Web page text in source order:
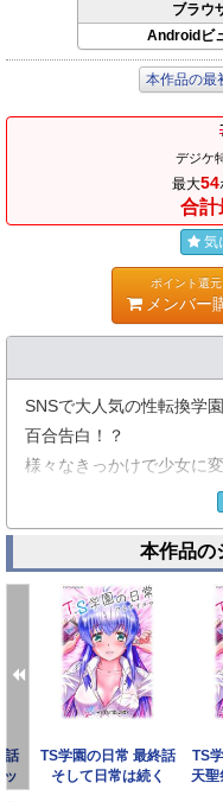
ブラウ
Androidビ
本作品の最
デジケ
最大54
合計
気
ポイント還元
メンバー
SNSで大人気の性転換学
百合告白！？
様々なきっかけで少女に
質の生徒が多数在籍して
男子校の女子化生徒たち
徒による男装喫茶など学
た。入学後に美少女とな
た少年は自らも女体化し
報道部の少年は女スパイ
TS百合も深まり少年が
『第17話 日常のその先へ
『第18話 祭りの予感』
本作品の
話
ッ
TS学園の日常 最終話
そして日常は続く
TS
天